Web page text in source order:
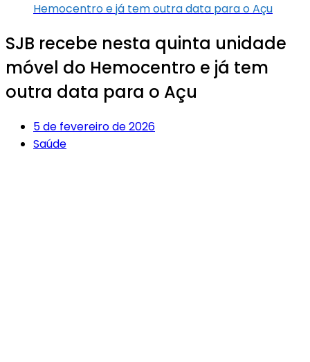
Hemocentro e já tem outra data para o Açu
SJB recebe nesta quinta unidade
móvel do Hemocentro e já tem
outra data para o Açu
5 de fevereiro de 2026
Saúde